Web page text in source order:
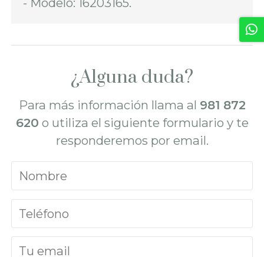
¿Alguna duda?
Para más información llama al 981 872
620 o utiliza el siguiente formulario y te
responderemos por email.